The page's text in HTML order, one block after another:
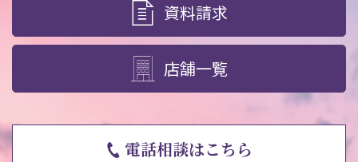
資料請求
店舗一覧
電話相談はこちら